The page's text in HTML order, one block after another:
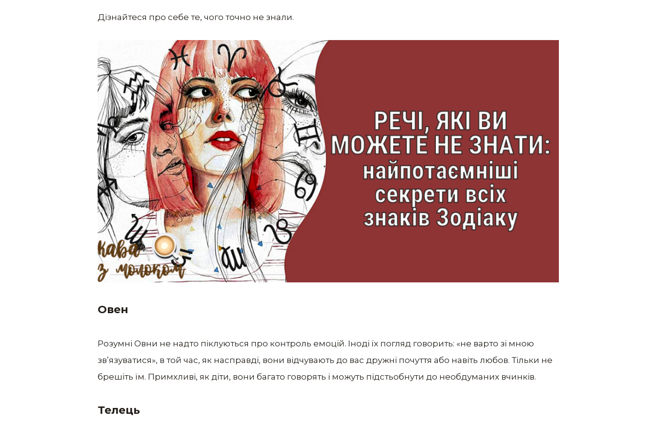
Дізнайтеся про себе те, чого точно не знали.
Овен
Розумні Овни не надто піклуються про контроль емоцій. Іноді їх погляд говорить: «не варто зі мною
зв’язуватися», в той час, як насправді, вони відчувають до вас дружні почуття або навіть любов. Тільки не
брешіть їм. Примхливі, як діти, вони багато говорять і можуть підстьобнути до необдуманих вчинків.
Телець